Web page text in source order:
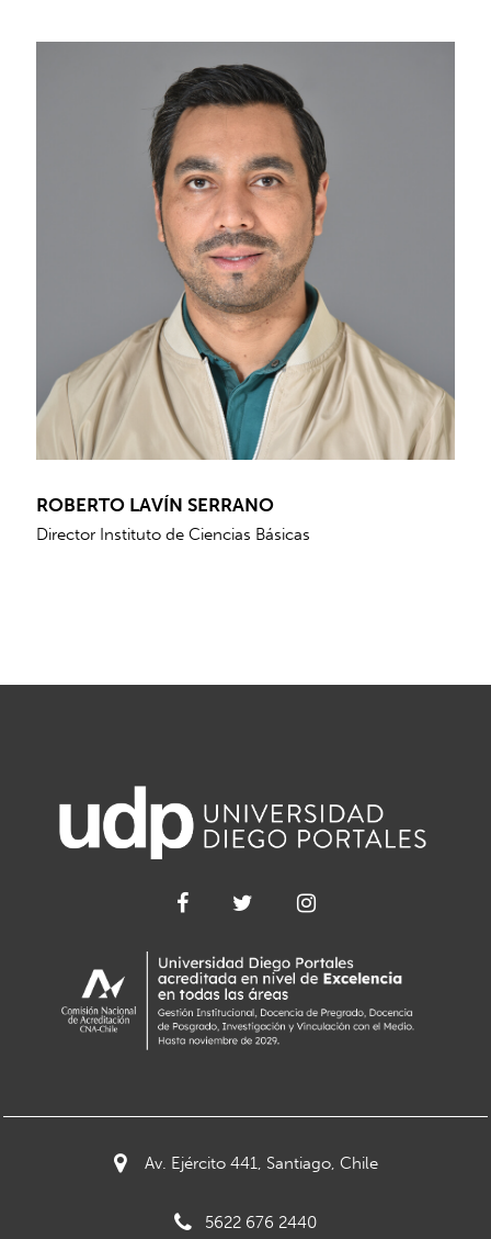
ROBERTO LAVÍN SERRANO
Director Instituto de Ciencias Básicas
Av. Ejército 441, Santiago, Chile
5622 676 2440